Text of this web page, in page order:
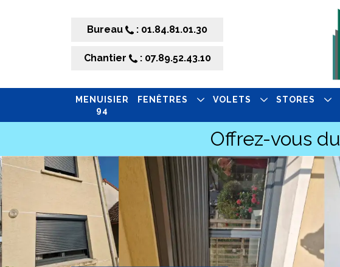
Bureau : 01.84.81.01.30
Chantier : 07.89.52.43.10
MENUISIER
94
FENÊTRES VOLETS STORES
Offrez-vous du